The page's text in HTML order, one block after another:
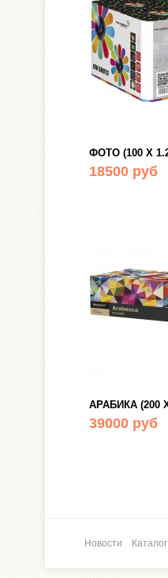
ФОТО (100 Х
18500 руб
АРАБИКА (200
39000 руб
Новости Каталог